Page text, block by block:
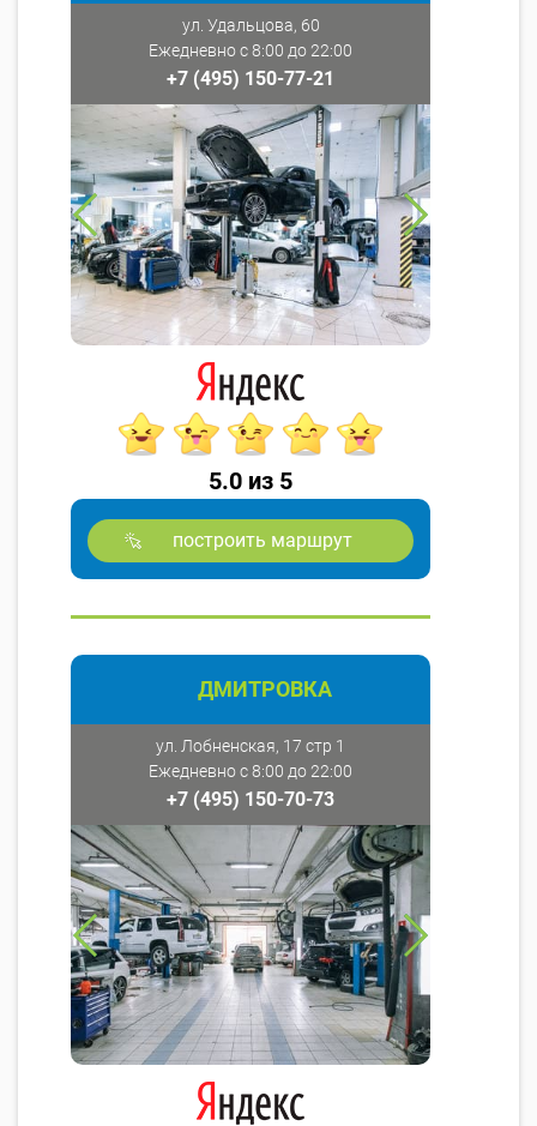
ул. Удальцова, 60
Ежедневно с 8:00 до 22:00
+7 (495) 150-77-21
5.0 из 5
построить маршрут
ДМИТРОВКА
ул. Лобненская, 17 стр 1
Ежедневно с 8:00 до 22:00
+7 (495) 150-70-73